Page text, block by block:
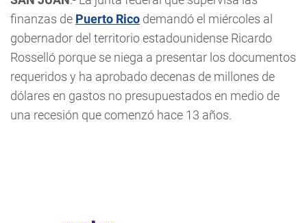
finanzas de Puerto Rico demandó el miércoles al
gobernador del territorio estadounidense Ricardo
Rosselló porque se niega a presentar los documentos
requeridos y ha aprobado decenas de millones de
dólares en gastos no presupuestados en medio de
una recesión que comenzó hace 13 años.